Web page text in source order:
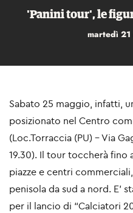
'Panini tour', le
martedì 21
Sabato 25 maggio, infatti,
posizionato nel Centro
(Loc.Torraccia (PU) - Via
19.30). Il tour toccherà fino
piazze e centri
penisola da sud a nord. E’
per il lancio di “Calciatori